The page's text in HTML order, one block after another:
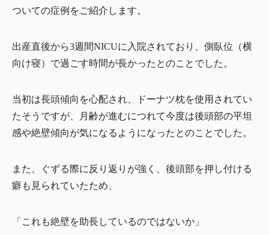
ついての症例をご紹介します。
出産直後から3週間NICUに入院されており、側臥位（横
向け寝）で過ごす時間が長かったとのことでした。
当初は長頭傾向を心配され、ドーナツ枕を使用されてい
たそうですが、月齢が進むにつれて今度は後頭部の平坦
感や絶壁傾向が気になるようになったとのことでした。
また、ぐずる際に反り返りが強く、後頭部を押し付ける
癖も見られていたため、
「これも絶壁を助長しているのではないか」